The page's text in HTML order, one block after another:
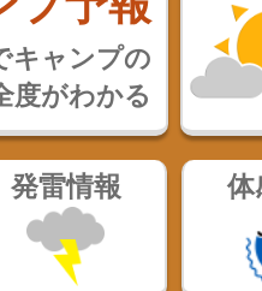
キャンプの
度がわかる
発雷情報 体